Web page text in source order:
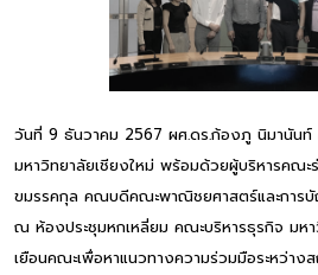
วันที่ 9 ธันวาคม 2567 ผศ.ดร.ก้องภู นิมานัน
มหาวิทยาลัยเชียงใหม่ พร้อมด้วยผู้บริหารคณะ
ขมรรคกุล คณบดีคณะพาณิชยศาสตร์และการ
ณ ห้องประชุมหกเหลี่ยม คณะบริหารธุรกิจ มหา
เยือนคณะเพื่อหาแนวทางความร่วมมือระหว่า